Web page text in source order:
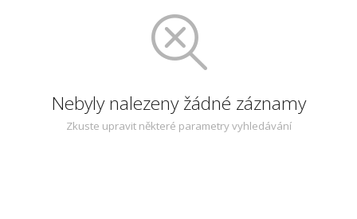
Nebyly nalezeny žádné záznamy
Zkuste upravit některé parametry vyhledávání